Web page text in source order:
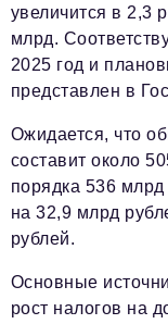
Отдел по работе с
partner@business-
увеличится в 2,3
млрд.
2025 год и
представлен в
Ожидается, что
составит около
порядка 536
на 32,9 млрд
рублей.
Основные
рост налогов на